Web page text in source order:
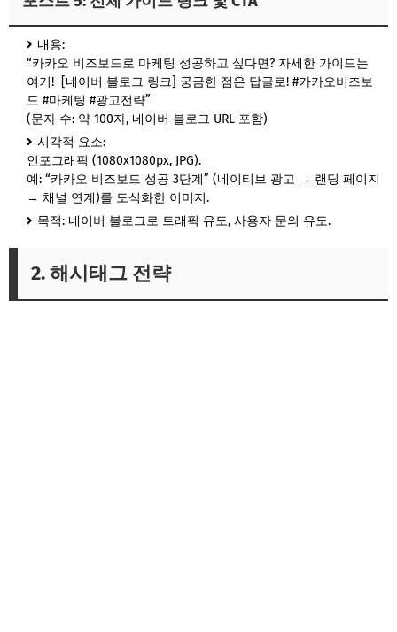
내용:
“카카오 비즈보드로 마케팅 성공하고 싶다면? 자세한 가이드는
여기! [네이버 블로그 링크] 궁금한 점은 답글로! #카카오비즈보
드 #마케팅 #광고전략”
(문자 수: 약 100자, 네이버 블로그 URL 포함)
시각적 요소:
인포그래픽 (1080x1080px, JPG).
예: “카카오 비즈보드 성공 3단계” (네이티브 광고 → 랜딩 페이지
→ 채널 연계)를 도식화한 이미지.
목적: 네이버 블로그로 트래픽 유도, 사용자 문의 유도.
2. 해시태그 전략